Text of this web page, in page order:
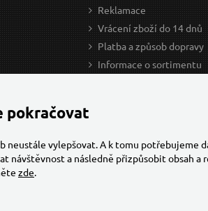
Reklamace
Vrácení zboží do 14 dnů
Platba a způsob dopravy
Informace o sortimentu
pokračovat
neustále vylepšovat. A k tomu potřebujeme
návštěvnost a následně přizpůsobit obsah a
zde.